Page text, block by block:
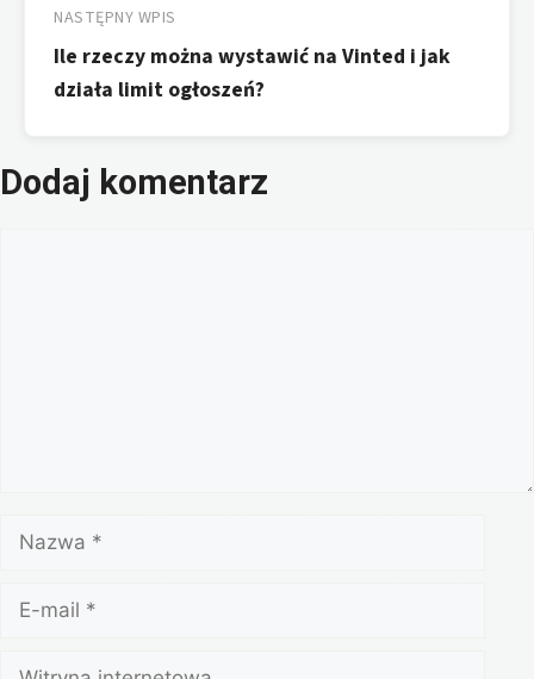
NASTĘPNY WPIS
Ile rzeczy można wystawić na Vinted i jak
działa limit ogłoszeń?
Dodaj komentarz
Nazwa
mail
Witryna